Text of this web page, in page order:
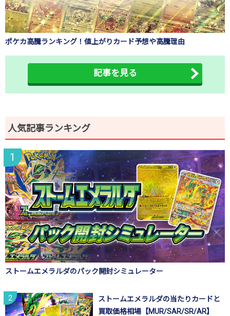
ポケカ高騰ランキング！値上がりカード予想や高騰理由
記事を見る
人気記事ランキング
ストームエメラルダのパック開封シミュレーター
ストームエメラルダの当たりカードと
買取価格相場【MUR/SAR/SR/AR】